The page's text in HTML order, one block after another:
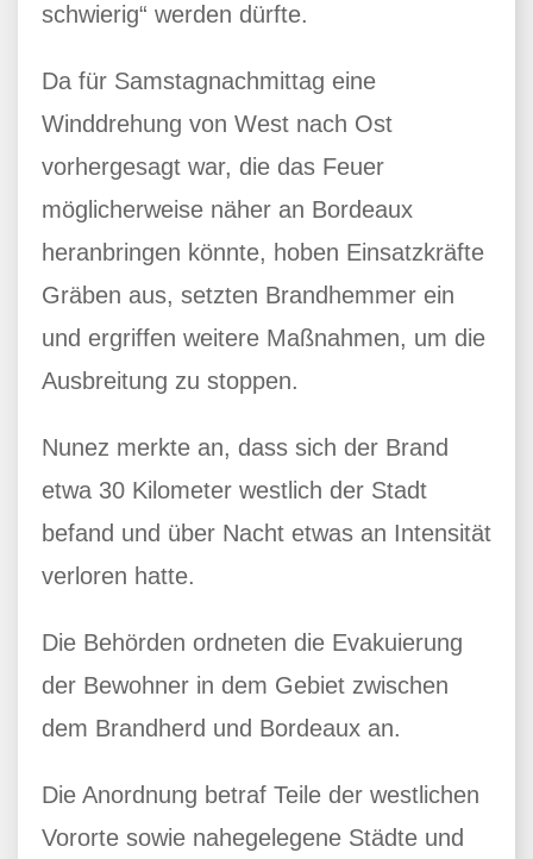
schwierig“ werden dürfte.
Da für Samstagnachmittag eine
Winddrehung von West nach Ost
vorhergesagt war, die das Feuer
möglicherweise näher an Bordeaux
heranbringen könnte, hoben Einsatzkräfte
Gräben aus, setzten Brandhemmer ein
und ergriffen weitere Maßnahmen, um die
Ausbreitung zu stoppen.
Nunez merkte an, dass sich der Brand
etwa 30 Kilometer westlich der Stadt
befand und über Nacht etwas an Intensität
verloren hatte.
Die Behörden ordneten die Evakuierung
der Bewohner in dem Gebiet zwischen
dem Brandherd und Bordeaux an.
Die Anordnung betraf Teile der westlichen
Vororte sowie nahegelegene Städte und